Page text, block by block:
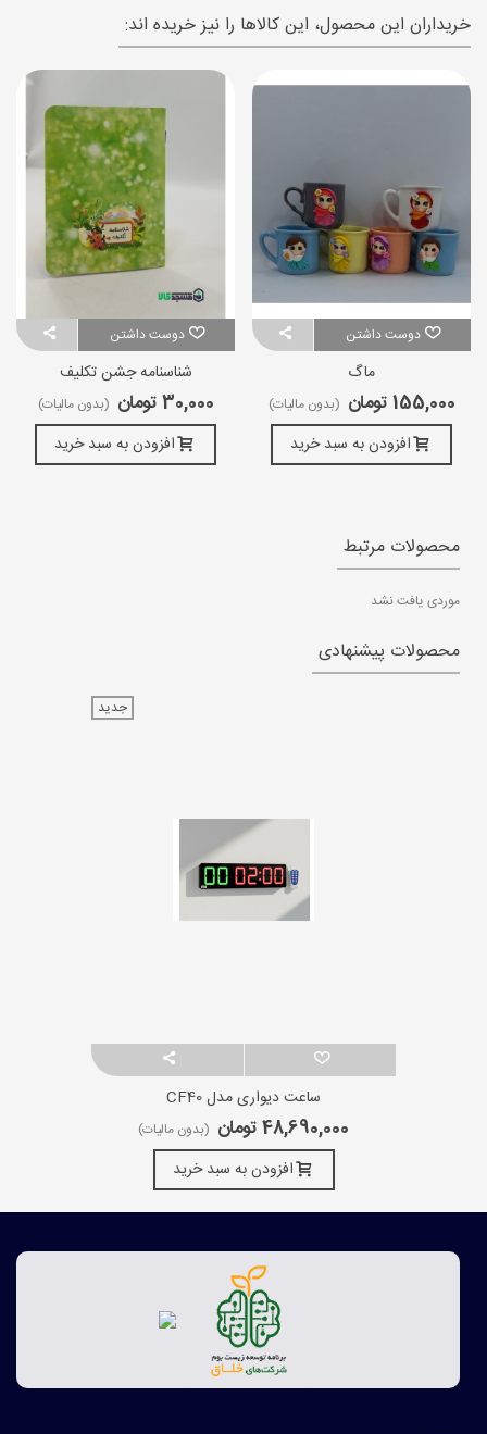
خریداران این محصول، این کالاها را نیز خریده اند:
دوست داشتن
ماگ
155,000 تومان (بدون مالیات)
افزودن به سبد خرید
دوست داشتن
شناسنامه جشن تکلیف
30,000 تومان (بدون مالیات)
افزودن به سبد خرید
محصولات مرتبط
موردی یافت نشد
محصولات پیشنهادی
جدید
ساعت دیواری مدل CF40
48,690,000 تومان (بدون مالیات)
افزودن به سبد خرید